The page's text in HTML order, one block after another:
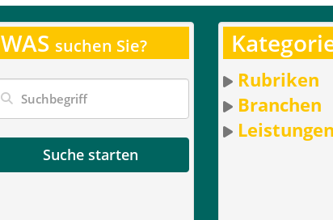
WAS suchen Sie?
Suche starten
Rubriken
Branchen
Leistungen